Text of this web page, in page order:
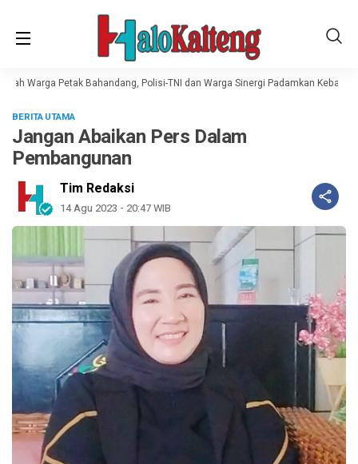
Warga Petak Bahandang, Polisi-TNI dan Warga Sinergi Padamkan
BERITA UTAMA
Jangan Abaikan Pers Dalam
Pembangunan
Tim Redaksi
14 Agu 2023 - 20:47 WIB